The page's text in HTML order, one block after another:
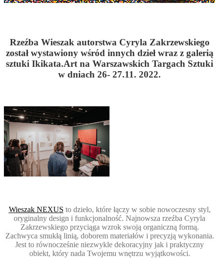
Rzeźba Wieszak autorstwa Cyryla Zakrzewskiego
został wystawiony wśród innych dzieł wraz z galerią
sztuki Ikikata.Art na Warszawskich Targach Sztuki
w dniach 26- 27.11. 2022.
Wieszak NEXUS to dzieło, które łączy w sobie nowoczesny styl,
oryginalny design i funkcjonalność. Najnowsza rzeźba Cyryla
Zakrzewskiego przyciąga wzrok swoją organiczną formą.
Zachwyca smukłą linią, doborem materiałów i precyzją wykonania.
Jest to równocześnie niezwykle dekoracyjny jak i praktyczny
obiekt, który nada Twojemu wnętrzu wyjątkowości.